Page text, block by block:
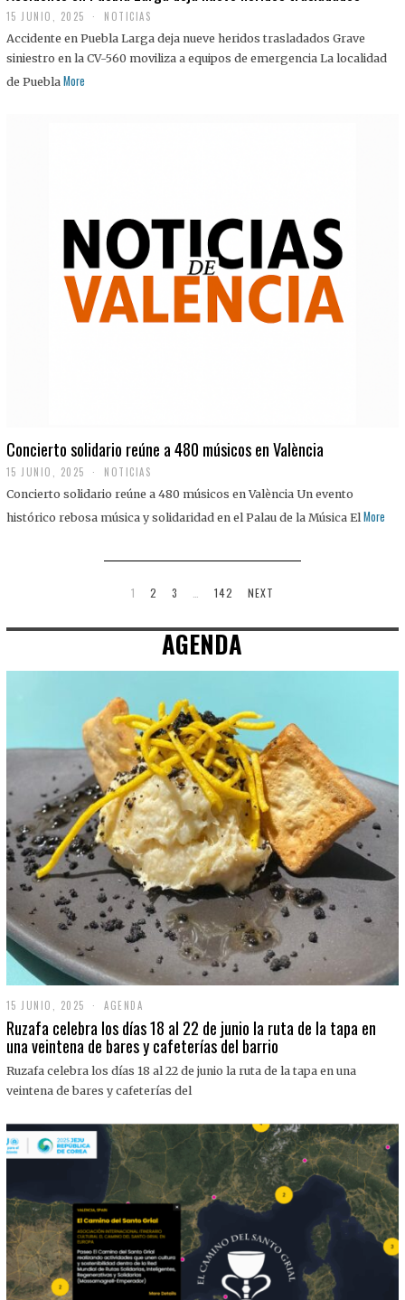
15 JUNIO, 2025 NOTICIAS
Accidente en Puebla Larga deja nueve heridos trasladados Grave
siniestro en la CV-560 moviliza a equipos de emergencia La localidad
de Puebla More
Concierto solidario reúne a 480 músicos en València
15 JUNIO, 2025 NOTICIAS
Concierto solidario reúne a 480 músicos en València Un evento
histórico rebosa música y solidaridad en el Palau de la Música El More
1 2 3 142 NEXT
AGENDA
15 JUNIO, 2025
J
U
I
O
0
2
5
AGENDA
Ruzafa celebra los días 18 al 22 de junio la ruta de la tapa en
una veintena de bares y cafeterías del barrio
Ruzafa celebra los días 18 al 22 de junio la ruta de la tapa en una
veintena de bares y cafeterías del